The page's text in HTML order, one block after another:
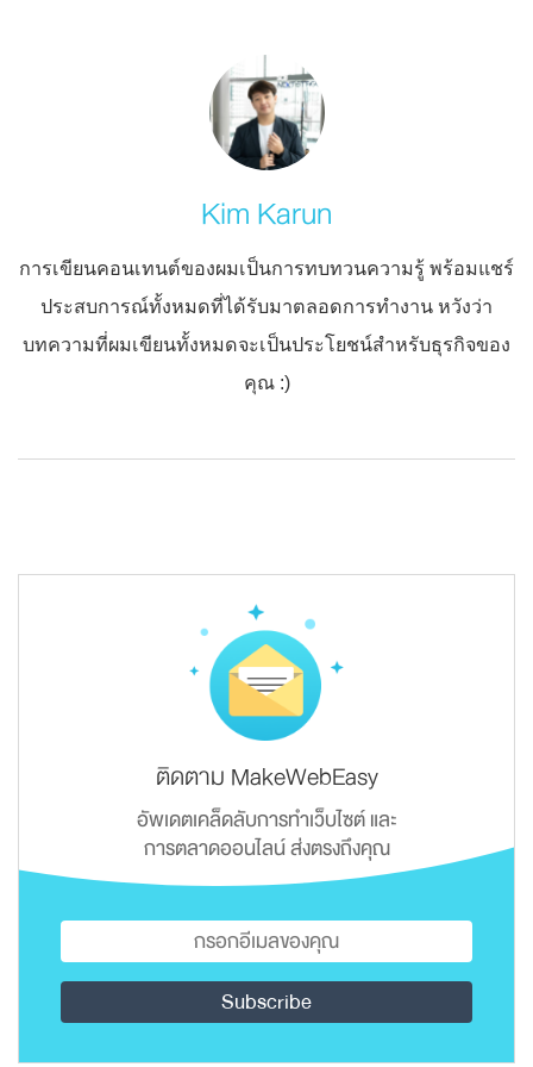
Kim Karun
การเขียนคอนเทนต์ของผมเป็นการทบทวนความรู้ พร้อมแชร์
ประสบการณ์ทั้งหมดที่ได้รับมาตลอดการทำงาน หวังว่า
บทความที่ผมเขียนทั้งหมดจะเป็นประโยชน์สำหรับธุรกิจของ
คุณ :)
ติดตาม MakeWebEasy
อัพเดตเคล็ดลับการทำเว็บไซต์ และ
การตลาดออนไลน์ ส่งตรงถึงคุณ